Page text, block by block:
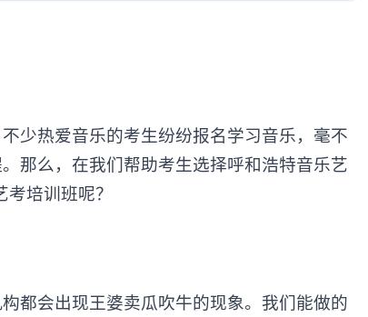
热爱音乐的考生纷纷报名学习音乐，毫不
那么，在我们帮助考生选择呼和浩特音乐艺
培训班呢？
会出现王婆卖瓜吹牛的现象。我们能做的